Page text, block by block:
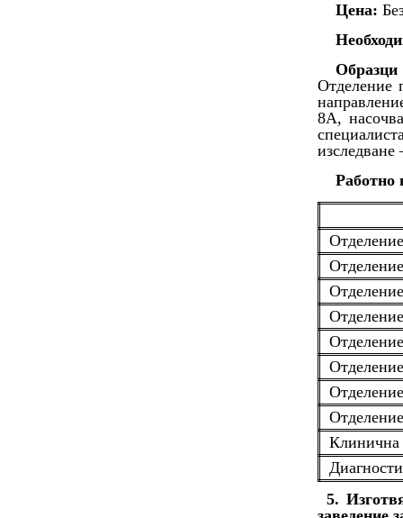
Цена:
Отделение
8А,
изследване
Работно
Клинична
5.